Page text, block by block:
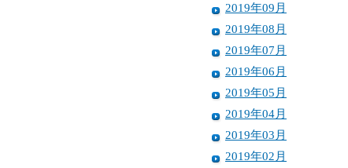
2019年09月
2019年08月
2019年07月
2019年06月
2019年05月
2019年04月
2019年03月
2019年02月